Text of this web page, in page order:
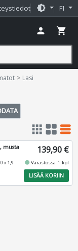
brightness_medium FI
person shopping_cart
Lasi
apps grid_view table_rows
musta
x 1,9
139,90 €
fiber_manual_recordVarastossa 1 kpl
LISÄÄ KORIIN